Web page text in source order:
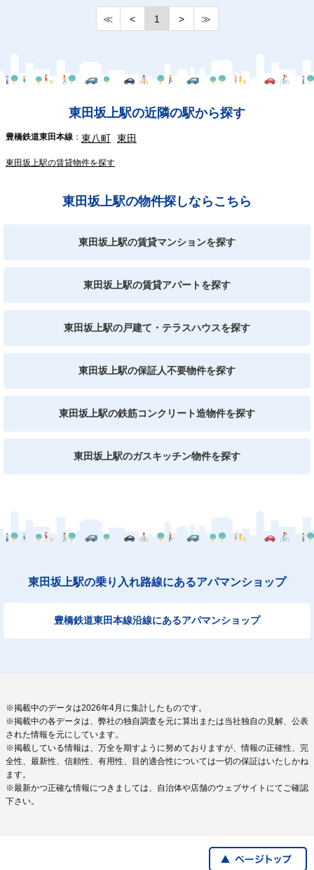
≪ < 1 > ≫
東田坂上駅の近隣の駅から探す
豊橋鉄道東田本線 東八町 東田
東田坂上駅の賃貸物件を探す
東田坂上駅の物件探しならこちら
東田坂上駅の賃貸マンションを探す
東田坂上駅の賃貸アパートを探す
東田坂上駅の戸建て・テラスハウスを探す
東田坂上駅の保証人不要物件を探す
東田坂上駅の鉄筋コンクリート造物件を探す
東田坂上駅のガスキッチン物件を探す
東田坂上駅の乗り入れ路線にあるアパマンショップ
豊橋鉄道東田本線沿線にあるアパマンショップ
※掲載中のデータは2026年4月に集計したものです。
※掲載中の各データは、弊社の独自調査を元に算出または当社独自の見解、公表
された情報を元にしています。
※掲載している情報は、万全を期すように努めておりますが、情報の正確性、完
全性、最新性、信頼性、有用性、目的適合性については一切の保証はいたしかね
ます。
※最新かつ正確な情報につきましては、自治体や店舗のウェブサイトにてご確認
下さい。